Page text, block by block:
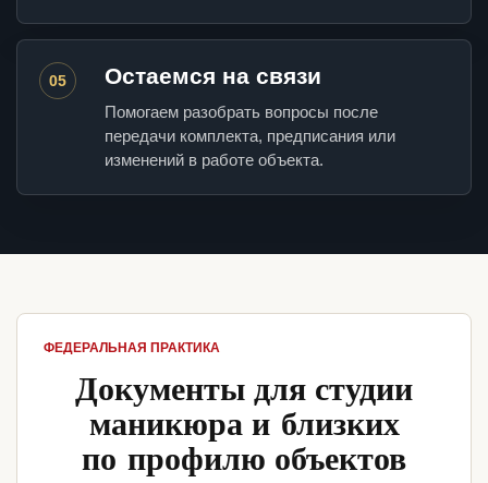
05 Остаемся на связи
Помогаем разобрать вопросы после
передачи комплекта, предписания или
изменений в работе объекта.
ФЕДЕРАЛЬНАЯ ПРАКТИКА
Документы для студии
маникюра и близких
по профилю объектов